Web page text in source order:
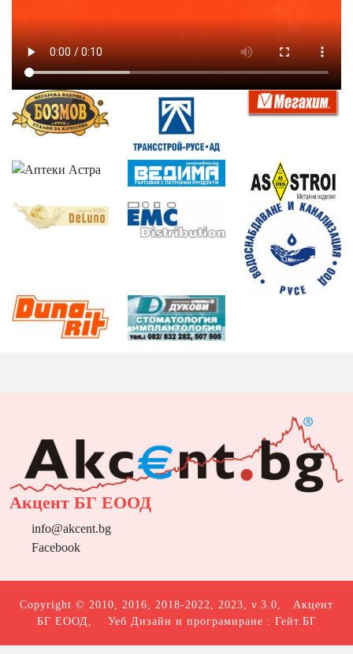
Акцент БГ ЕООД
info@akcent.bg
Facebook
Copyright © 2010, 2016, 2018-2022, 2023, v.3.0, Акцент
БГ ЕООД , Уеб Дизайн и програмиране : Гейт.БГ